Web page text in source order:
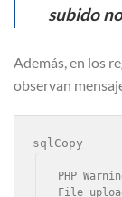
subido
Además, en los
observan
sqlCopy
PHP